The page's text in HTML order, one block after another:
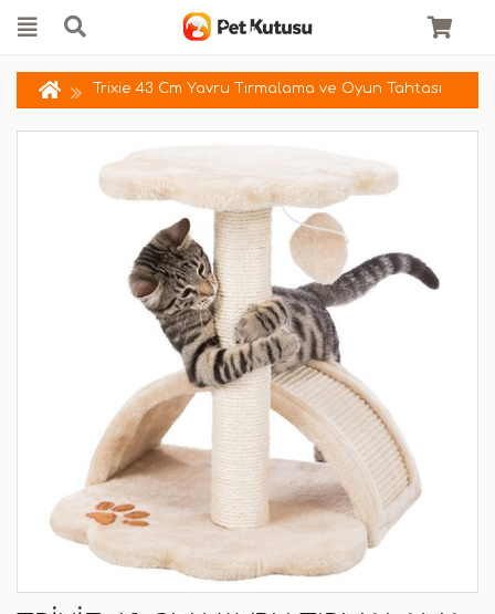
Trixie 43 Cm Yavru Tırmalama ve Oyun Tahtası